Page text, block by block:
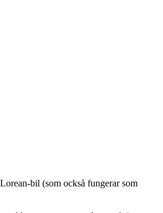
bil (som också fungerar som